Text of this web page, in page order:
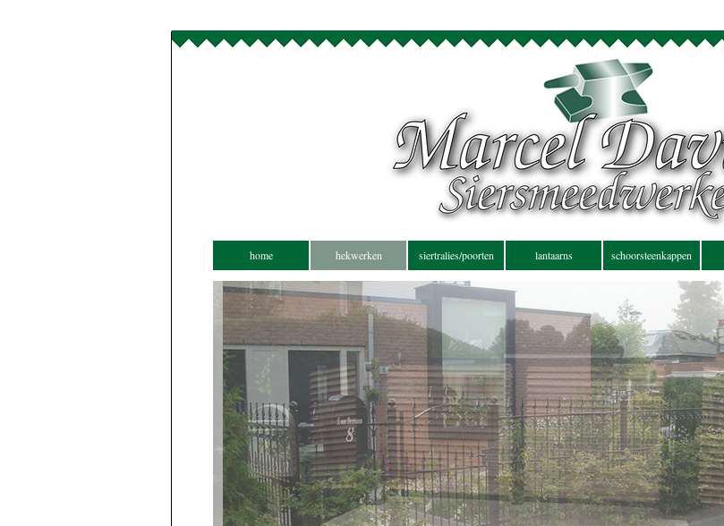
home hekwerken siertralies/poorten lantaarns schoorsteenkappen